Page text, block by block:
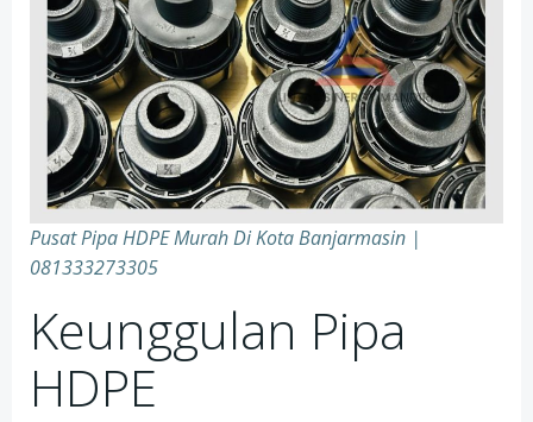
Pusat Pipa HDPE Murah Di Kota Banjarmasin |
081333273305
Keunggulan Pipa
HDPE